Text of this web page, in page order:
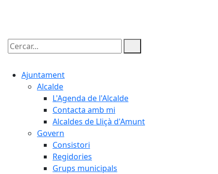
Cercar:
Ajuntament
Alcalde
L'Agenda de l'Alcalde
Contacta amb mi
Alcaldes de Lliçà d'Amunt
Govern
Consistori
Regidories
Grups municipals